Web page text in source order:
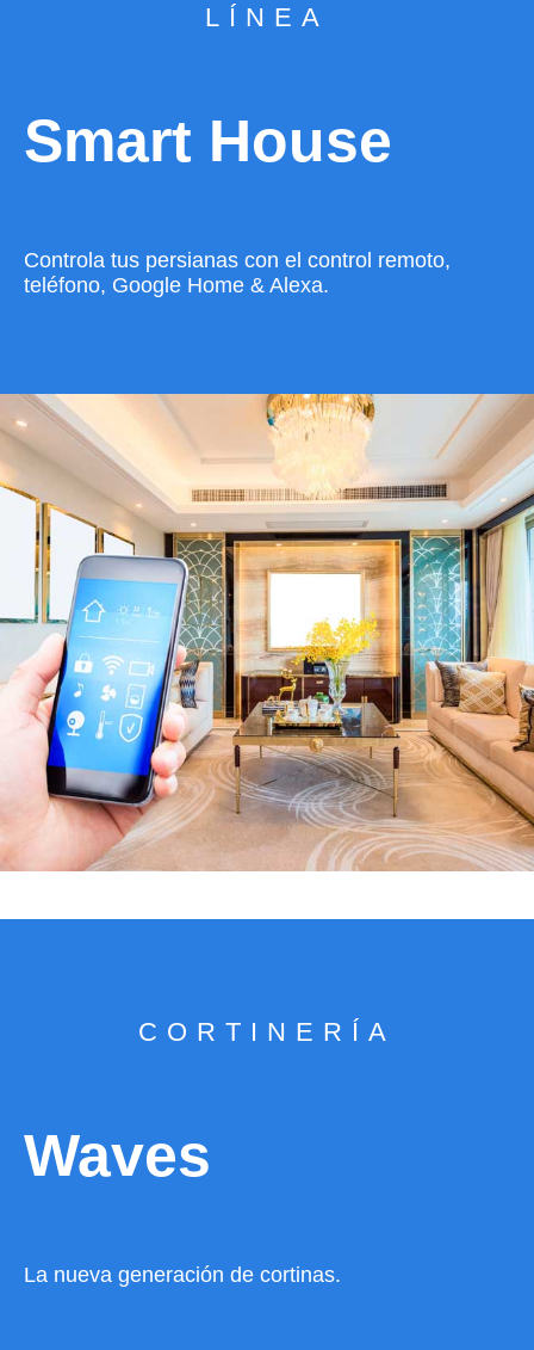
LÍNEA
Smart House
Controla tus persianas con el control remoto,
teléfono, Google Home & Alexa.
VER CATÁLOGO
CORTINERÍA
Waves
La nueva generación de cortinas.